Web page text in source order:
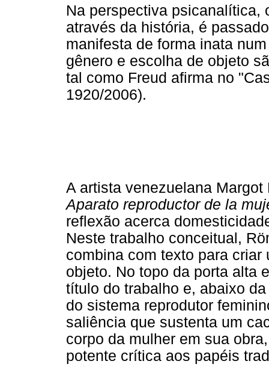
Na perspectiva psicanalítica,
através da história, é
manifesta de forma inata
gênero e escolha de objeto
tal como Freud afirma no
1920/2006).
A artista venezuelana
Aparato reproductor de la
reflexão acerca
Neste trabalho conceitual,
combina com texto para
objeto. No topo da porta alta
título do trabalho e, abaixo
do sistema reprodutor
saliência que sustenta um
corpo da mulher em sua
potente crítica aos papéis